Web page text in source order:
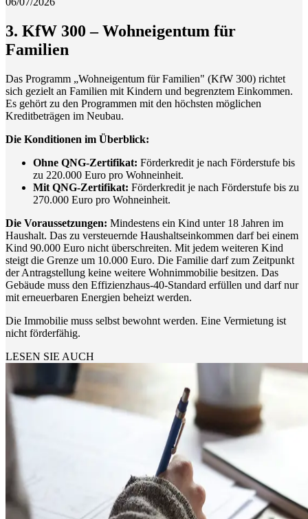
3. KfW 300 – Wohneigentum für
Familien
Das Programm „Wohneigentum für Familien" (KfW 300) richtet
sich gezielt an Familien mit Kindern und begrenztem Einkommen.
Es gehört zu den Programmen mit den höchsten möglichen
Kreditbeträgen im Neubau.
Die Konditionen im Überblick:
Ohne QNG-Zertifikat: Förderkredit je nach Förderstufe bis
zu 220.000 Euro pro Wohneinheit.
Mit QNG-Zertifikat: Förderkredit je nach Förderstufe bis zu
270.000 Euro pro Wohneinheit.
Die Voraussetzungen: Mindestens ein Kind unter 18 Jahren im
Haushalt. Das zu versteuernde Haushaltseinkommen darf bei einem
Kind 90.000 Euro nicht überschreiten. Mit jedem weiteren Kind
steigt die Grenze um 10.000 Euro. Die Familie darf zum Zeitpunkt
der Antragstellung keine weitere Wohnimmobilie besitzen. Das
Gebäude muss den Effizienzhaus-40-Standard erfüllen und darf nur
mit erneuerbaren Energien beheizt werden.
Die Immobilie muss selbst bewohnt werden. Eine Vermietung ist
nicht förderfähig.
LESEN SIE AUCH